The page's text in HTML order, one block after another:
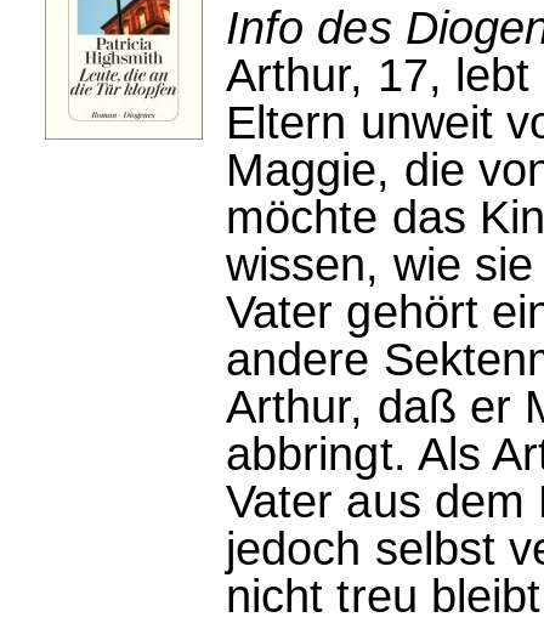
Info des
Arthur, 17,
Eltern unweit
Maggie, die
möchte das
wissen, wie
Vater gehört
andere
Arthur, daß er
abbringt. Als
Vater aus dem
jedoch selbst
nicht treu